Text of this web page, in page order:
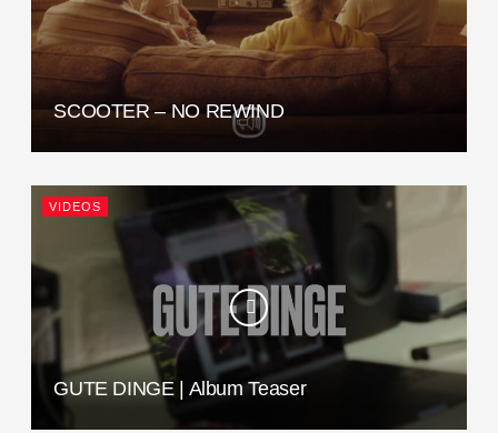
SCOOTER – NO REWIND
VIDEOS
GUTE DINGE | Album Teaser